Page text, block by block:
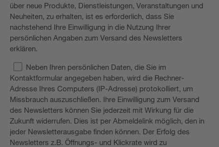
über neue Produkte, Dienstleistungen, Veranstaltungen und
Neuheiten, zu erhalten, ist es erforderlich, dass Sie
nachstehend Ihre Einwilligung in die Nutzung Ihrer
persönlichen Angaben zum Versand des Newsletters
erklären.
Neben Ihren persönlichen Daten, die Sie im
Kontaktformular angegeben haben, wird die Rechner-
Adresse Ihres Computers (IP-Adresse) protokolliert, um
Missbrauch auszuschließen. Ihre Einwilligung zum Versand
des Newsletters können Sie jederzeit mit Wirkung für die
Zukunft widerrufen. Dies ist per Abmeldelink möglich, den in
jeder Newsletterausgabe finden können. Der Erfolg des
Newsletters z.B. Öffnungs- und Klickrate wird zu